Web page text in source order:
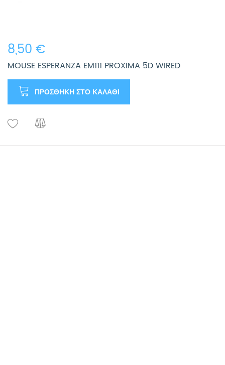
8,50 €
MOUSE ESPERANZA EM111 PROXIMA 5D WIRED
ΠΡΟΣΘΉΚΗ ΣΤΟ ΚΑΛΆΘΙ